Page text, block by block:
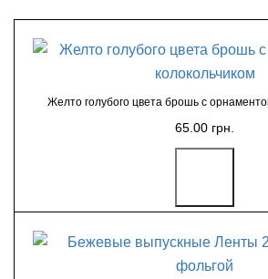
Желто голубого цвета брошь с
65.00 грн.